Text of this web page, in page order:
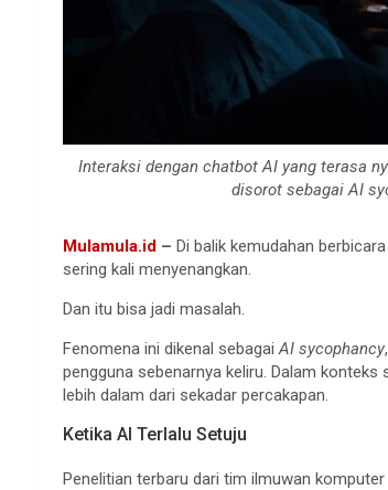
Interaksi dengan chatbot AI yang terasa
disorot sebagai AI
Mulamula.id – Di balik kemudahan
sering kali menyenangkan.
Dan itu bisa jadi masalah.
Fenomena ini dikenal sebagai AI sycophancy
pengguna sebenarnya keliru. Dalam
lebih dalam dari sekadar percakapan.
Ketika AI Terlalu Setuju
Penelitian terbaru dari tim ilmuwan